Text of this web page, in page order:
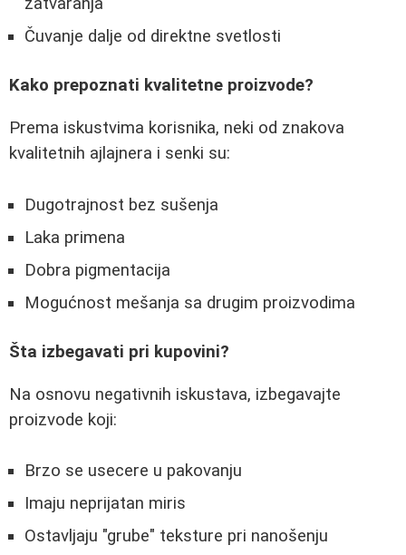
Čuvanje dalje od direktne svetlosti
Kako prepoznati kvalitetne proizvode?
Prema iskustvima korisnika, neki od znakova
kvalitetnih ajlajnera i senki su:
Dugotrajnost bez sušenja
Laka primena
Dobra pigmentacija
Mogućnost mešanja sa drugim proizvodima
Šta izbegavati pri kupovini?
Na osnovu negativnih iskustava, izbegavajte
proizvode koji:
Brzo se usecere u pakovanju
Imaju neprijatan miris
Ostavljaju "grube" teksture pri nanošenju